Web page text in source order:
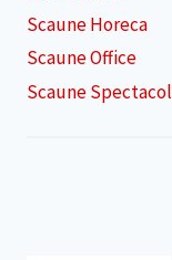
Scaune Horeca
Scaune Office
Scaune Spectacol